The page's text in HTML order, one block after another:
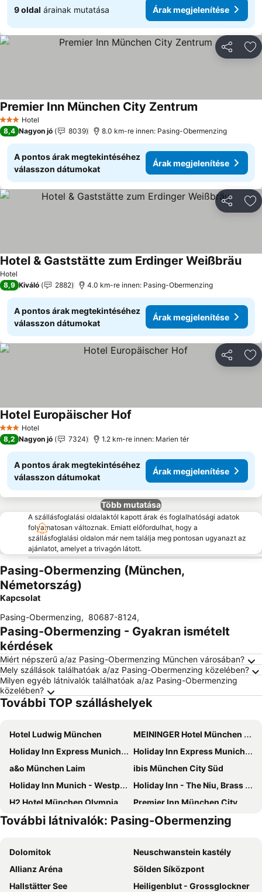
9 oldal árainak mutatása Árak megjelenítése
3 Kategória
Hotel
Premier Inn München City Zentrum
8,4 Nagyon jó 8039 8.0 km-re innen: Pasing-Obermenzing
A pontos árak megtekintéséhez
válasszon dátumokat
Árak megjelenítése
Hotel
Hotel & Gaststätte zum Erdinger Weißbräu
8,9 Kiváló 2882 4.0 km-re innen: Pasing-Obermenzing
A pontos árak megtekintéséhez
válasszon dátumokat
Árak megjelenítése
3 Kategória
Hotel
Hotel Europäischer Hof
8,2 Nagyon jó 7324 1.2 km-re innen: Marien tér
A pontos árak megtekintéséhez
válasszon dátumokat
Árak megjelenítése
Több mutatása
A szállásfoglalási oldalaktól kapott árak és foglalhatósági adatok
folyamatosan változnak. Emiatt előfordulhat, hogy a
szállásfoglalási oldalon már nem találja meg pontosan ugyanazt az
ajánlatot, amelyet a trivagón látott.
Pasing-Obermenzing (München,
Németország)
Kapcsolat
Pasing-Obermenzing, 80687-8124,
Pasing-Obermenzing - Gyakran ismételt
kérdések
Miért népszerű a/az Pasing-Obermenzing München városában?
Mely szállások találhatóak a/az Pasing-Obermenzing közelében?
Milyen egyéb látnivalók találhatóak a/az Pasing-Obermenzing
közelében?
További TOP szálláshelyek
Hotel Ludwig München
MEININGER Hotel München Olympiapark
Holiday Inn Express Munich - City East By Ihg
Holiday Inn Express Munich - Olympiapark, an IHG Hotel
a&o München Laim
ibis München City Süd
Holiday Inn Munich - Westpark By Ihg
Holiday Inn - The Niu, Brass Munich Olympiapark By Ihg
H2 Hotel München Olympiapark
Premier Inn München City Ost
a&o München Hackerbrücke
Holiday Inn Munich - South By Ihg
Munich Marriott Hotel
2-Rent Group Hostel Zimmer&Apartments GKP2
Holiday Inn Express Munich North By Ihg
Leonardo Hotel & Residenz München
Premier Inn München City Schwabing
NH München Messe
További látnivalók: Pasing-Obermenzing
Dolomitok
Neuschwanstein kastély
Allianz Aréna
Sölden Síközpont
Hallstätter See
Heiligenblut - Grossglockner